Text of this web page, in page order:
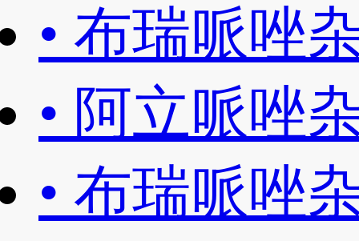
• 布瑞哌唑
• 阿立哌唑
• 布瑞哌唑